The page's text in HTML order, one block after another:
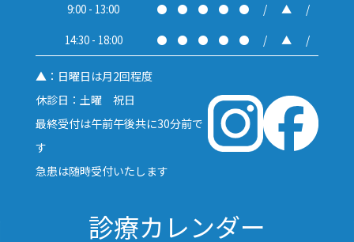
9:00 - 13:00 ● ● ● ● ● / ▲ /
14:30 - 18:00 ● ● ● ● ● / ▲ /
▲：日曜日は月2回程度
休診日：土曜 祝日
最終受付は午前午後共に30分前で
す
急患は随時受付いたします
診療カレンダー